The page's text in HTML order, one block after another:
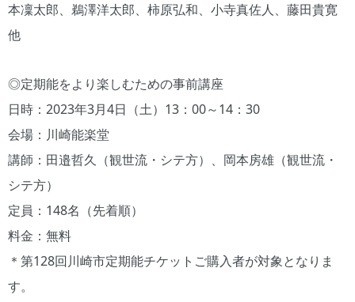
本凜太郎、鵜澤洋太郎、柿原弘和、小寺真佐人、藤田貴寛
他
◎定期能をより楽しむための事前講座
日時：2023年3月4日（土）13：00～14：30
会場：川崎能楽堂
講師：田邉哲久（観世流・シテ方）、岡本房雄（観世流・
シテ方）
定員：148名（先着順）
料金：無料
＊第128回川崎市定期能チケットご購入者が対象となりま
す。